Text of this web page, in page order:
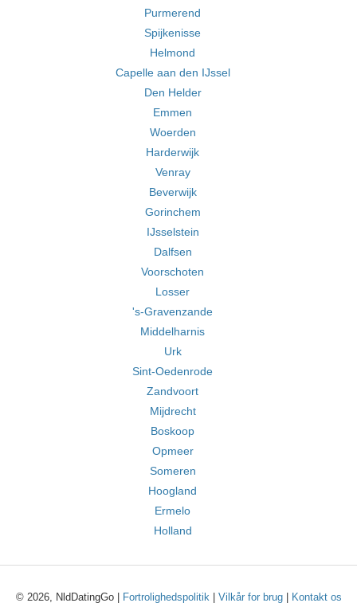
Purmerend
Spijkenisse
Helmond
Capelle aan den IJssel
Den Helder
Emmen
Woerden
Harderwijk
Venray
Beverwijk
Gorinchem
IJsselstein
Dalfsen
Voorschoten
Losser
's-Gravenzande
Middelharnis
Urk
Sint-Oedenrode
Zandvoort
Mijdrecht
Boskoop
Opmeer
Someren
Hoogland
Ermelo
Holland
© 2026, NldDatingGo | Fortrolighedspolitik| Vilkår for brug| Kontakt os